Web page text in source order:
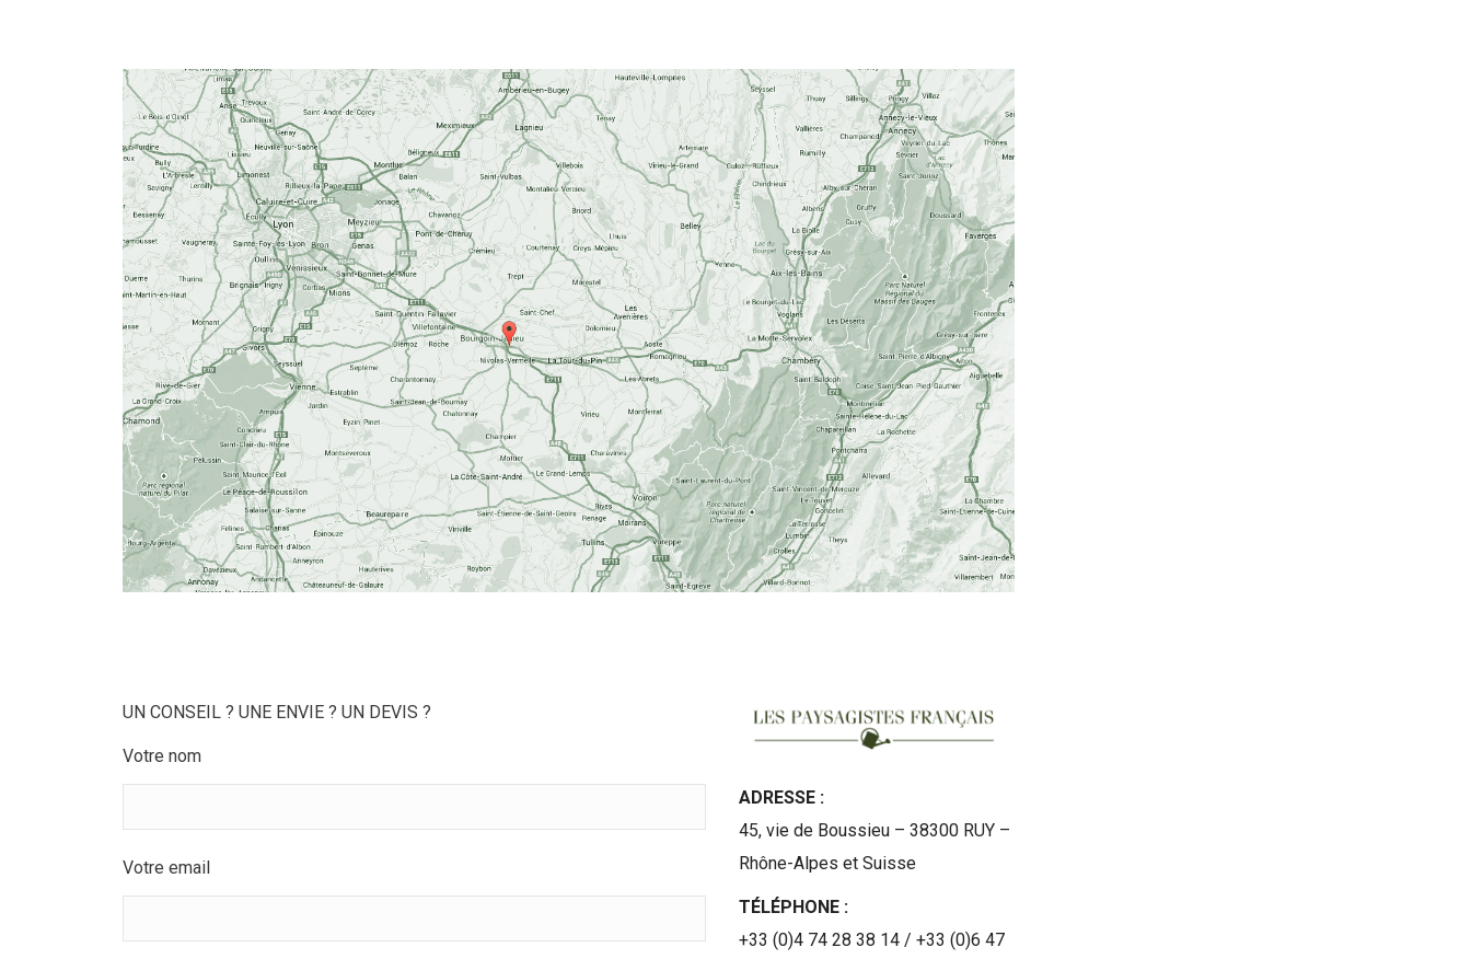
UN CONSEIL ? UNE ENVIE ? UN DEVIS ?
Votre nom
Votre email
ADRESSE :
45, vie de Boussieu – 38300 RUY –
Rhône-Alpes et Suisse
TÉLÉPHONE :
+33 (0)4 74 28 38 14 / +33 (0)6 47